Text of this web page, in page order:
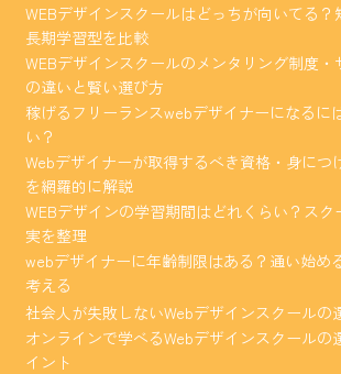
WEBデザインスクールはどっちが向いてる？
長期学習型を比較
WEBデザインスクールのメンタリング制度・
の違いと賢い選び方
稼げるフリーランスwebデザイナーになるに
い？
Webデザイナーが取得するべき資格・身につ
を網羅的に解説
WEBデザインの学習期間はどれくらい？スク
実を整理
webデザイナーに年齢制限はある？通い始め
考える
社会人が失敗しないWebデザインスクールの
オンラインで学べるWebデザインスクールの
イント